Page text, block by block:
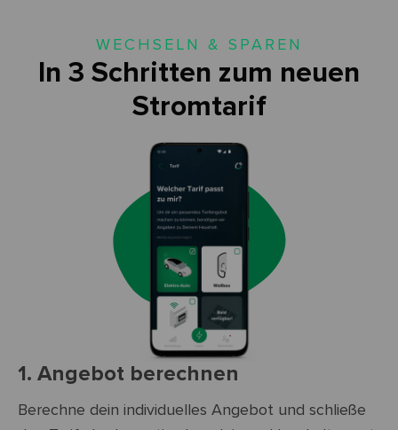
WECHSELN & SPAREN
In 3 Schritten zum neuen
Stromtarif
1. Angebot berechnen
Berechne dein individuelles Angebot und schließe